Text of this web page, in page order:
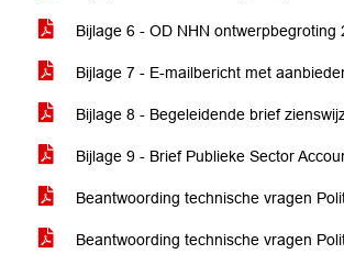
Bijlage 6 - OD NHN
Bijlage 7 - E-mailbericht met
Bijlage 8 - Begeleidende brief
Bijlage 9 - Brief Publieke Sector
Beantwoording technische vragen
Beantwoording technische vragen